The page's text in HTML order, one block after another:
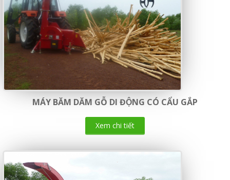
MÁY BĂM DĂM GỖ DI ĐỘNG CÓ CẨU GẮP
Xem chi tiết